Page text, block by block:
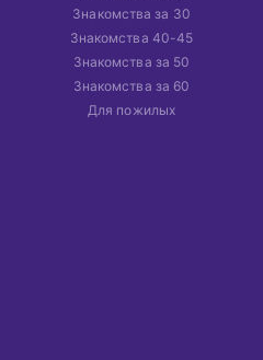
Знакомства за 30
Знакомства 40-45
Знакомства за 50
Знакомства за 60
Для пожилых